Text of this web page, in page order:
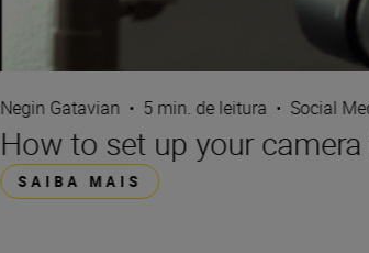
Negin Gatavian • 5 min. de leitura • Social
How to set up your
SAIBA MAIS